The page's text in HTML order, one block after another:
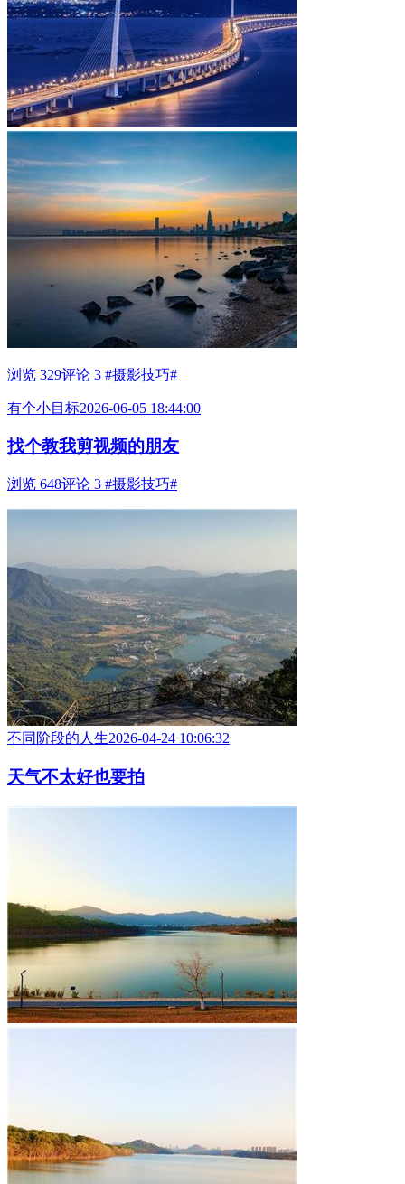
浏览 329评论 3 #摄影技巧#
有个小目标2026-06-05 18:44:00
找个教我剪视频的朋友
浏览 648评论 3 #摄影技巧#
不同阶段的人生2026-04-24 10:06:32
天气不太好也要拍